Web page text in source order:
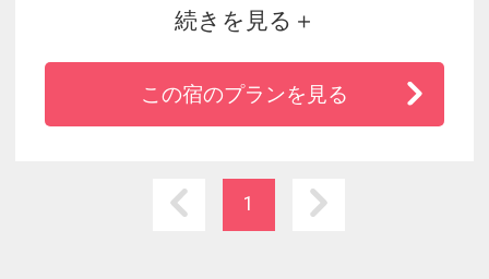
天然温泉「美人の湯」付、和食レストラン「青
庵 Seian」は青い海と青い空を眺めながら、近海
で採れた新鮮な魚介類や、
海をイメージしたロビーの恐竜ロボットや機能
的な客室が快適なホテルライフを提供します。
続きを見る
この宿のプランを見る
1